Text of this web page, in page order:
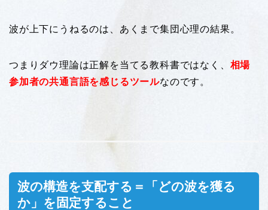
波が上下にうねるのは、あくまで集団心理の結果。
つまりダウ理論は正解を当てる教科書ではなく、 相場
参加者の共通言語を感じるツールなのです。
波の構造を支配する＝「どの波を獲る
か」を固定すること